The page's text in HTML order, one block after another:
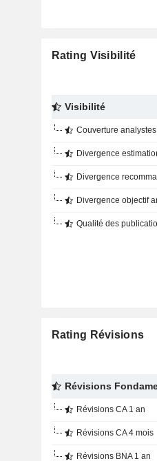
Rating Visibilité
Visibilité
Couverture analystes
Divergence
Divergence
Divergence objectif
Qualité des
Rating Révisions
Révisions
Révisions CA 1 an
Révisions CA 4 mois
Révisions BNA 1 an